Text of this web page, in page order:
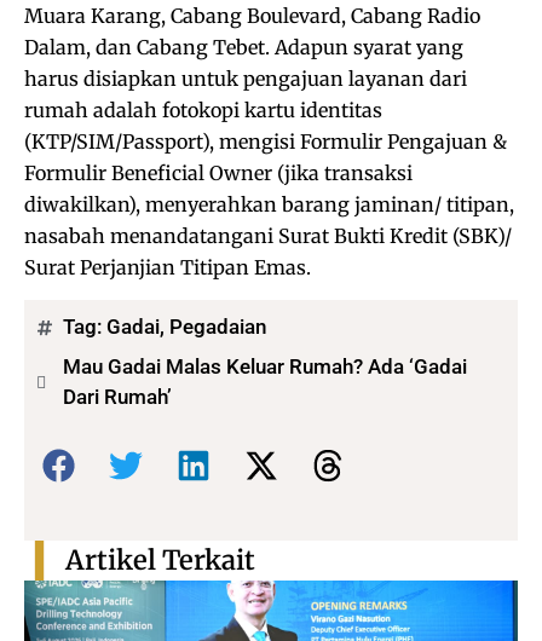
Muara Karang, Cabang Boulevard, Cabang Radio
Dalam, dan Cabang Tebet. Adapun syarat yang
harus disiapkan untuk pengajuan layanan dari
rumah adalah fotokopi kartu identitas
(KTP/SIM/Passport), mengisi Formulir Pengajuan &
Formulir Beneficial Owner (jika transaksi
diwakilkan), menyerahkan barang jaminan/ titipan,
nasabah menandatangani Surat Bukti Kredit (SBK)/
Surat Perjanjian Titipan Emas.
Tag: Gadai, Pegadaian
Mau Gadai Malas Keluar Rumah? Ada ‘Gadai
Dari Rumah’
Bagikan:
Artikel Terkait